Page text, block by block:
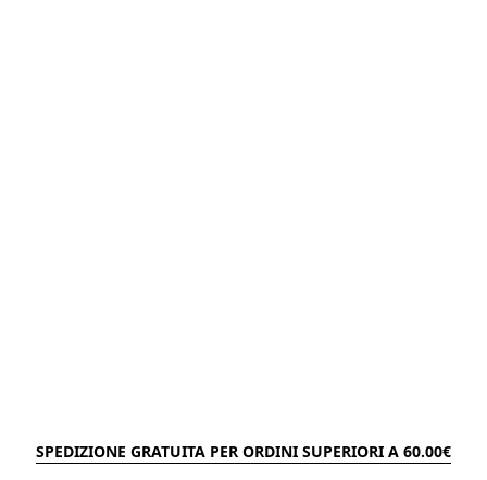
SPEDIZIONE GRATUITA PER ORDINI SUPERIORI A 60.00€